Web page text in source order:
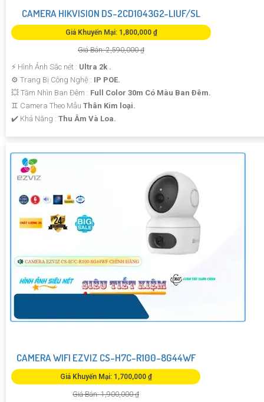
CAMERA HIKVISION DS-2CD1043G2-LIUF/SL
Giá Khuyến Mại: 1,800,000 ₫
Giá Bán: 2,590,000 ₫
️⚡ Hình Ảnh Sắc nét : Ultra 2k .
⚙ Trang Bị Công Nghệ : IP POE.
💥 Tầm Nhìn Ban Đêm : Full Color 30m Có Màu Ban Ðêm.
♊ Camera Theo Mẫu Thân Kim loại.
️✔️ Khả Năng : Thu Âm Và Loa.
CAMERA WIFI EZVIZ CS-H7C-R100-8G44WF
Giá Khuyến Mại: 1,700,000 ₫
Giá Bán: 1,900,000 ₫